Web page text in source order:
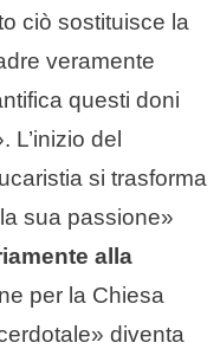
ciò sostituisce la
veramente
questi doni
L’inizio del
si trasforma
sua passione»
alla
per la Chiesa
diventa